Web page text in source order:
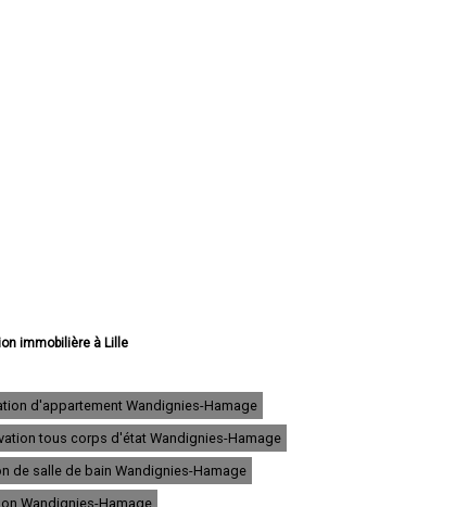
immobilière à Lille
immobilière à Tourcoing
à Villeneuve-d'Ascq
à Valenciennes
immobilière à Douai
à Wattrelos
à Marcq-en-Barœul
d'appartement Wandignies-Hamage
tous corps d'état Wandignies-Hamage
de salle de bain Wandignies-Hamage
Wandignies-Hamage